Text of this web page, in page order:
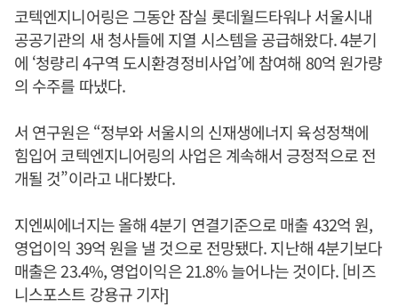
코텍엔지니어링은 그동안 잠실 롯데월드타워나 서울시내
공공기관의 새 청사들에 지열 시스템을 공급해왔다. 4분기
에 ‘청량리 4구역 도시환경정비사업’에 참여해 80억 원가량
의 수주를 따냈다.
서 연구원은 “정부와 서울시의 신재생에너지 육성정책에
힘입어 코텍엔지니어링의 사업은 계속해서 긍정적으로 전
개될 것”이라고 내다봤다.
지엔씨에너지는 올해 4분기 연결기준으로 매출 432억 원,
영업이익 39억 원을 낼 것으로 전망됐다. 지난해 4분기보다
매출은 23.4%, 영업이익은 21.8% 늘어나는 것이다. [비즈
니스포스트 강용규 기자]